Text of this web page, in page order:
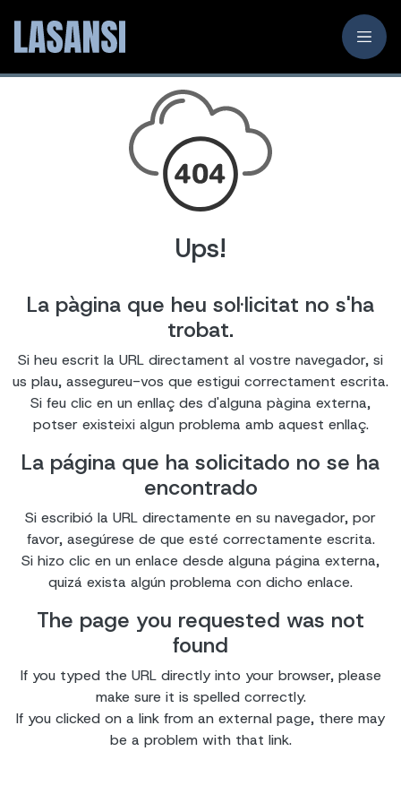
Ups!
La pàgina que heu sol·licitat no s'ha
trobat.
Si heu escrit la URL directament al vostre navegador, si
us plau, assegureu-vos que estigui correctament escrita.
Si feu clic en un enllaç des d'alguna pàgina externa,
potser existeixi algun problema amb aquest enllaç.
La página que ha solicitado no se ha
encontrado
Si escribió la URL directamente en su navegador, por
favor, asegúrese de que esté correctamente escrita.
Si hizo clic en un enlace desde alguna página externa,
quizá exista algún problema con dicho enlace.
The page you requested was not
found
If you typed the URL directly into your browser, please
make sure it is spelled correctly.
If you clicked on a link from an external page, there may
be a problem with that link.